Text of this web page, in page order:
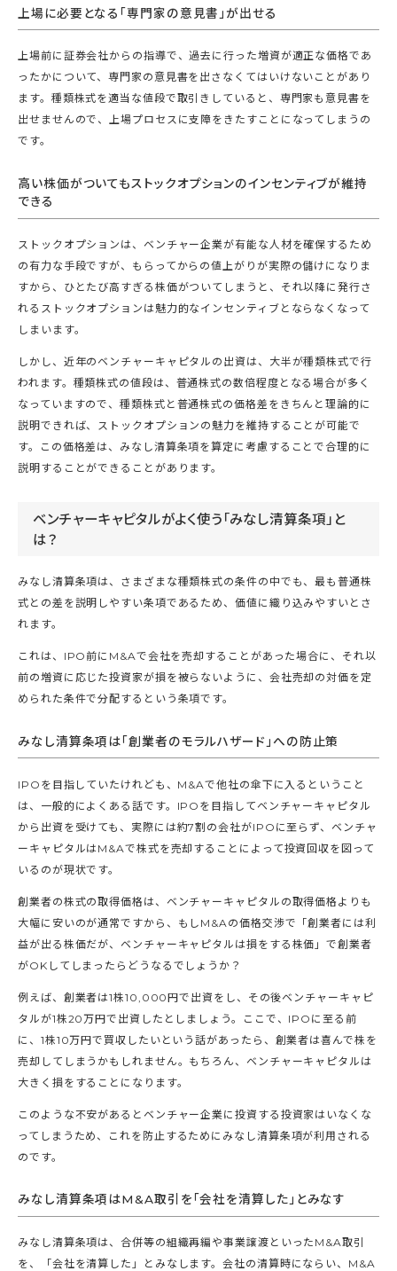
上場に必要となる「専門家の意見書」が出せる
上場前に証券会社からの指導で、過去に行った増資が適正な価格であ
ったかについて、専門家の意見書を出さなくてはいけないことがあり
ます。種類株式を適当な値段で取引きしていると、専門家も意見書を
出せませんので、上場プロセスに支障をきたすことになってしまうの
です。
高い株価がついてもストックオプションのインセンティブが維持
できる
ストックオプションは、ベンチャー企業が有能な人材を確保するため
の有力な手段ですが、もらってからの値上がりが実際の儲けになりま
すから、ひとたび高すぎる株価がついてしまうと、それ以降に発行さ
れるストックオプションは魅力的なインセンティブとならなくなって
しまいます。
しかし、近年のベンチャーキャピタルの出資は、大半が種類株式で行
われます。種類株式の値段は、普通株式の数倍程度となる場合が多く
なっていますので、種類株式と普通株式の価格差をきちんと理論的に
説明できれば、ストックオプションの魅力を維持することが可能で
す。この価格差は、みなし清算条項を算定に考慮することで合理的に
説明することができることがあります。
ベンチャーキャピタルがよく使う「みなし清算条項」と
は？
みなし清算条項は、さまざまな種類株式の条件の中でも、最も普通株
式との差を説明しやすい条項であるため、価値に織り込みやすいとさ
れます。
これは、IPO前にM&Aで会社を売却することがあった場合に、それ以
前の増資に応じた投資家が損を被らないように、会社売却の対価を定
められた条件で分配するという条項です。
みなし清算条項は「創業者のモラルハザード」への防止策
IPOを目指していたけれども、M&Aで他社の傘下に入るということ
は、一般的によくある話です。IPOを目指してベンチャーキャピタル
から出資を受けても、実際には約7割の会社がIPOに至らず、ベンチャ
ーキャピタルはM&Aで株式を売却することによって投資回収を図って
いるのが現状です。
創業者の株式の取得価格は、ベンチャーキャピタルの取得価格よりも
大幅に安いのが通常ですから、もしM&Aの価格交渉で「創業者には利
益が出る株価だが、ベンチャーキャピタルは損をする株価」で創業者
がOKしてしまったらどうなるでしょうか？
例えば、創業者は1株10,000円で出資をし、その後ベンチャーキャピ
タルが1株20万円で出資したとしましょう。ここで、IPOに至る前
に、1株10万円で買収したいという話があったら、創業者は喜んで株を
売却してしまうかもしれません。もちろん、ベンチャーキャピタルは
大きく損をすることになります。
このような不安があるとベンチャー企業に投資する投資家はいなくな
ってしまうため、これを防止するためにみなし清算条項が利用される
のです。
みなし清算条項はM&A取引を「会社を清算した」とみなす
みなし清算条項は、合併等の組織再編や事業譲渡といったM&A取引
を、「会社を清算した」とみなします。会社の清算時にならい、M&A